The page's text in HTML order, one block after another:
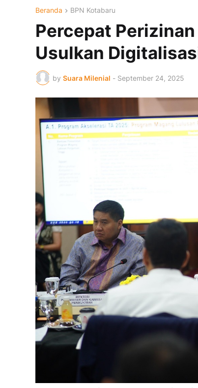
Beranda BPN Kotabaru
Percepat
Usulkan
by Suara Milenial - September 24, 2025